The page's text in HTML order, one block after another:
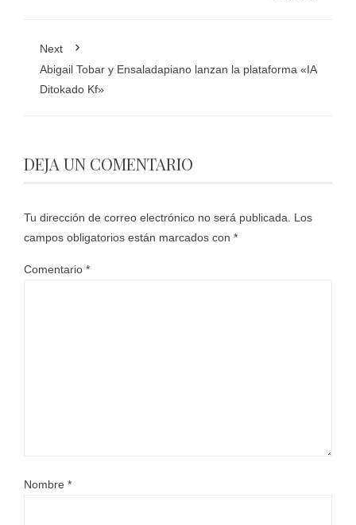
Next
Abigail Tobar y Ensaladapiano lanzan la plataforma «IA
Ditokado Kf»
DEJA UN COMENTARIO
Tu dirección de correo electrónico no será publicada.
Los
campos obligatorios están marcados con *
Comentario *
Nombre *